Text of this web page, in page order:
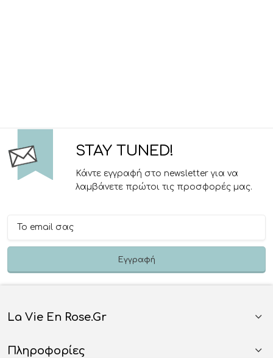
STAY TUNED!
Κάντε εγγραφή στο newsletter για να
λαμβάνετε πρώτοι τις προσφορές μας.
La Vie En Rose.gr
Πληροφορίες